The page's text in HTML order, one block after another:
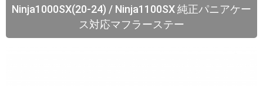
Ninja1000SX(20-24) / Ninja1100SX 純正パニアケー
ス対応マフラーステー